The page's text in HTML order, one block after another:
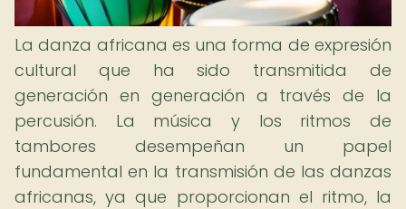
La danza africana es una forma de expresión
cultural que ha sido transmitida de
generación en generación a través de la
percusión. La música y los ritmos de
tambores desempeñan un papel
fundamental en la transmisión de las danzas
africanas, ya que proporcionan el ritmo, la